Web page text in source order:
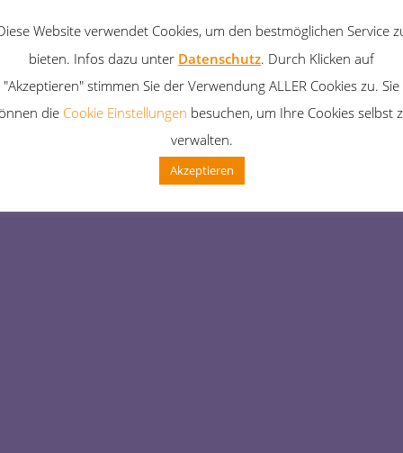
– schau bald
Website verwendet Cookies, um den bestmöglichen Service
bieten. Infos dazu unter Datenschutz. Durch Klicken auf
"Akzeptieren" stimmen Sie der Verwendung ALLER Cookies zu. Sie
die Cookie Einstellungen besuchen, um Ihre Cookies selbst
verwalten.
Akzeptieren